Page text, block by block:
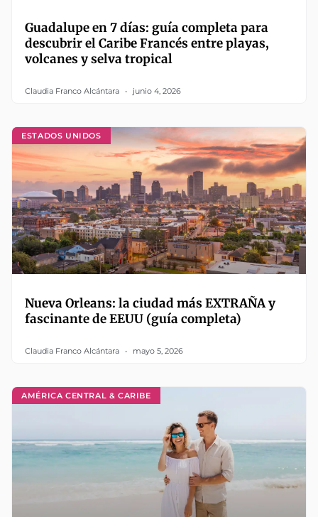
Guadalupe en 7 días: guía completa para
descubrir el Caribe Francés entre playas,
volcanes y selva tropical
Claudia Franco Alcántara junio 4, 2026
ESTADOS UNIDOS
Nueva Orleans: la ciudad más EXTRAÑA y
fascinante de EEUU (guía completa)
Claudia Franco Alcántara mayo 5, 2026
AMÉRICA CENTRAL & CARIBE